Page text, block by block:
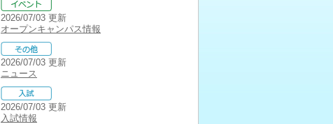
2026/07/03 更新
オープンキャンパス情報
2026/07/03 更新
ニュース
2026/07/03 更新
入試情報